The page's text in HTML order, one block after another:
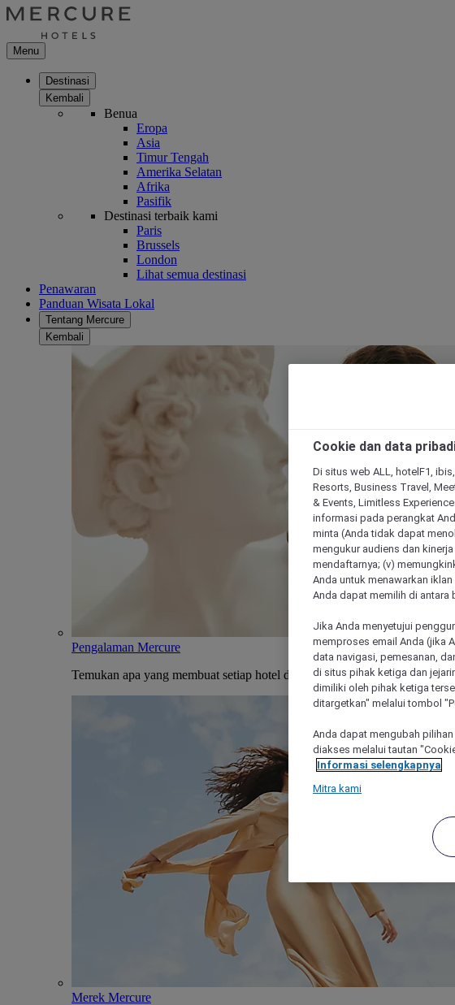
Menu
Destinasi
Kembali
Benua
Eropa
Asia
Timur Tengah
Amerika Selatan
Afrika
Pasifik
Destinasi terbaik kami
Paris
Brussels
London
Lihat semua destinasi
Penawaran
Panduan Wisata Lokal
Tentang Mercure
Kembali
Pengalaman Mercure
Temukan apa yang membuat setiap hotel dan penginapan Mercure unik
Merek Mercure
Cookie dan data
Di situs web ALL, hotelF1,
Resorts, Business Travel,
& Events, Limitless
informasi pada perangkat
minta (Anda tidak dapat
mengukur audiens dan
mendaftarnya; (v)
Anda untuk menawarkan
Anda dapat memilih di
Jika Anda menyetujui
memproses email Anda (jika
data navigasi, pemesanan,
di situs pihak ketiga dan
dimiliki oleh pihak ketiga
ditargetkan" melalui tombol
Anda dapat mengubah
diakses melalui tautan
Informasi selengkapnya
Mitra kami